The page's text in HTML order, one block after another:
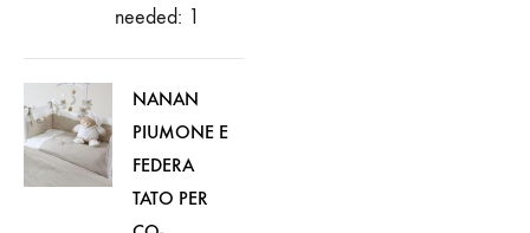
needed: 1
NANAN
PIUMONE E
FEDERA
TATO PER